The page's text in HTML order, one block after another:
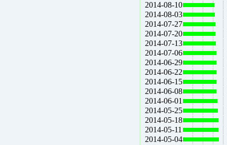
2014-08-10
2014-08-03
2014-07-27
2014-07-20
2014-07-13
2014-07-06
2014-06-29
2014-06-22
2014-06-15
2014-06-08
2014-06-01
2014-05-25
2014-05-18
2014-05-11
2014-05-04